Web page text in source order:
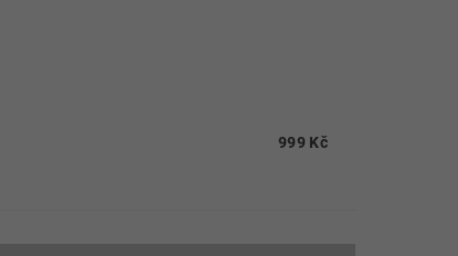
999 Kč